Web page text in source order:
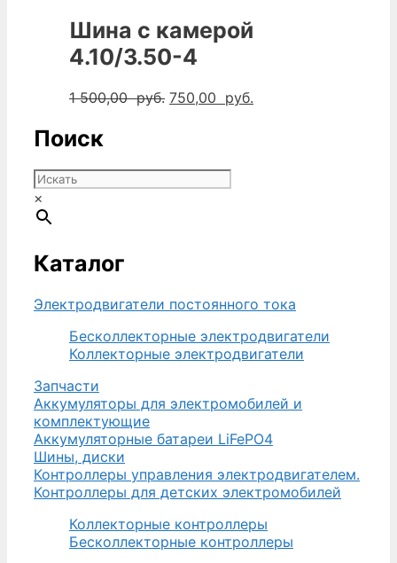
000,00
руб..
Шина с камерой
4.10/3.50-4
1 500,00руб. Первоначальная
500,00
руб..
750,00 руб.
Поиск
×
Каталог
Электродвигатели постоянного тока
Бесколлекторные электродвигатели
Коллекторные электродвигатели
Запчасти
Аккумуляторы для электромобилей и
комплектующие
Аккумуляторные батареи LiFePO4
Шины, диски
Контроллеры управления электродвигателем.
Контроллеры для детских электромобилей
Коллекторные контроллеры
Бесколлекторные контроллеры